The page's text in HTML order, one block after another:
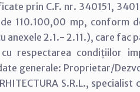
prin C.F. nr. 340151,
110.100,00 mp, conform
anexele 2.1.- 2.11.), care
respectarea condițiilor
generale: Proprietar/
S.R.L.,